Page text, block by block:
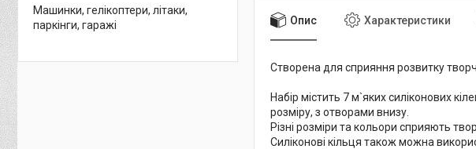
Опис Характеристики
Створена для сприяння розвитку
Набір містить 7 м`яких силіконових
розміру, з отворами внизу.
Різні розміри та кольори сприяють
Силіконові кільця також можна
Машинки, гелікоптери, літаки,
паркінги, гаражі